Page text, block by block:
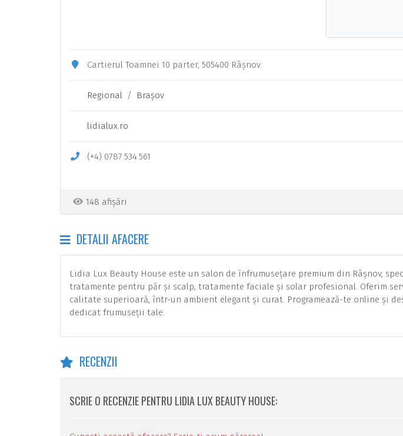
Cartierul Toamnei 10 parter, 505400 Râșnov
Regional/ Braşov
lidialux.ro
(+4) 0787 534561
148 afișări
DETALII AFACERE
Lidia Lux Beauty House este un salon de înfrumusețare premium din Râșnov,
tratamente pentru păr și scalp, tratamente faciale și solar profesional. Oferim
calitate superioară, într-un ambient elegant și curat. Programează-te online și
dedicat frumuseții tale.
RECENZII
SCRIE O RECENZIE PENTRU LIDIA LUX BEAUTY HOUSE: